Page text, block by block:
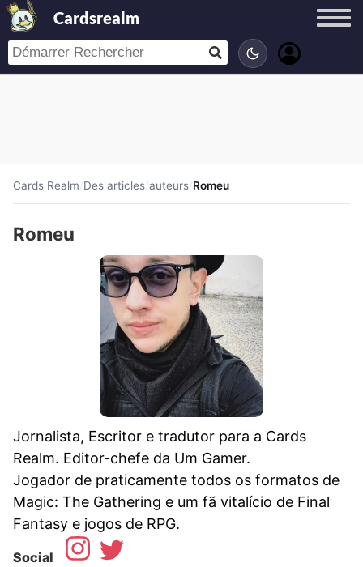
Cardsrealm
Cards Realm/Des articles/auteurs/Romeu
Romeu
Jornalista, Escritor e tradutor para a Cards
Realm. Editor-chefe da Um Gamer.
Jogador de praticamente todos os formatos de
Magic: The Gathering e um fã vitalício de Final
Fantasy e jogos de RPG.
Social